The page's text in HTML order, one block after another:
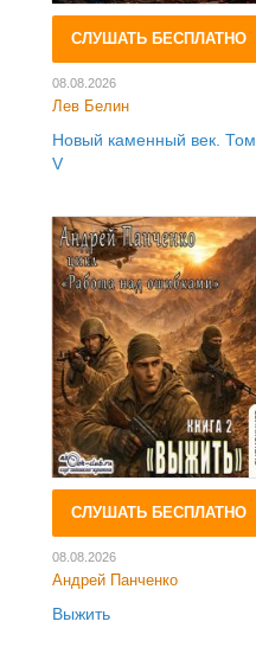
СЛУШАТЬ БЕСПЛАТНО
08.08.2026
Лев Белин
Новый каменный век. Том
V
СЛУШАТЬ БЕСПЛАТНО
08.08.2026
Андрей Панченко
Выжить